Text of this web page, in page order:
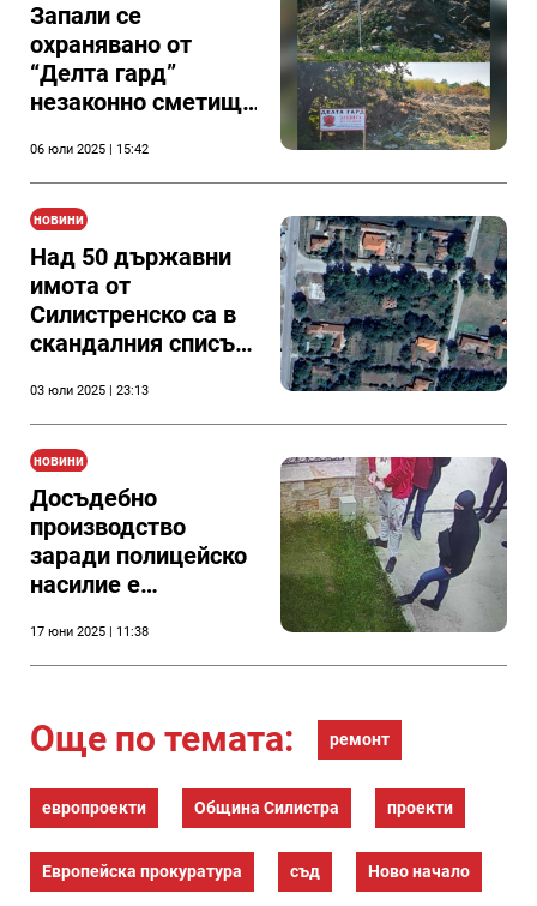
Запали се
охранявано от
“Делта гард”
незаконно сметище
06 юли 2025 | 15:42
новини
Над 50 държавни
имота от
Силистренско са в
скандалния списък
публикуван от
МРРБ - вижте кои
са
03 юли 2025 | 23:13
новини
Досъдебно
производство
заради полицейско
насилие е
побоя на
силистренеца Тони
задържането му на
“Меджиди табия”
17 юни 2025 | 11:38
Още по темата: ремонт
европроекти Община Силистра проекти
Европейска прокуратура съд Ново начало